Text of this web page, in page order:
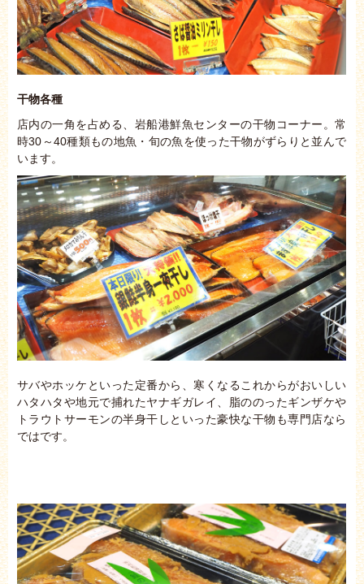
干物各種
店内の一角を占める、岩船港鮮魚センターの干物コーナー。常
時30～40種類もの地魚・旬の魚を使った干物がずらりと並んで
います。
サバやホッケといった定番から、寒くなるこれからがおいしい
ハタハタや地元で捕れたヤナギガレイ、脂ののったギンザケや
トラウトサーモンの半身干しといった豪快な干物も専門店なら
ではです。